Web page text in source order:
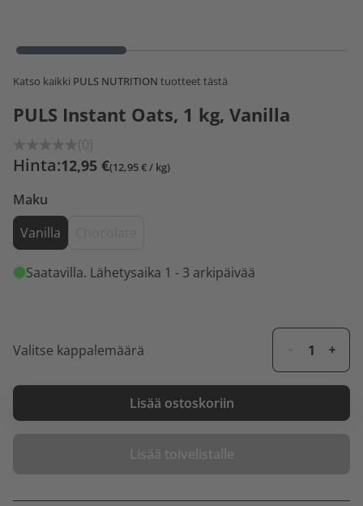
Katso kaikki PULS NUTRITION tuotteet tästä
PULS Instant Oats, 1 kg, Vanilla
(0)
Hinta:12,95 €(12,95 € / kg)
Maku
Vanilla
Saatavilla. Lähetysaika 1 - 3 arkipäivää
Valitse kappalemäärä
Lisää ostoskoriin
Lisää toivelistalle